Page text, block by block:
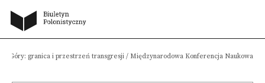
Góry: granica i przestrzeń transgresji / Międzynarodowa Konferencja Naukowa